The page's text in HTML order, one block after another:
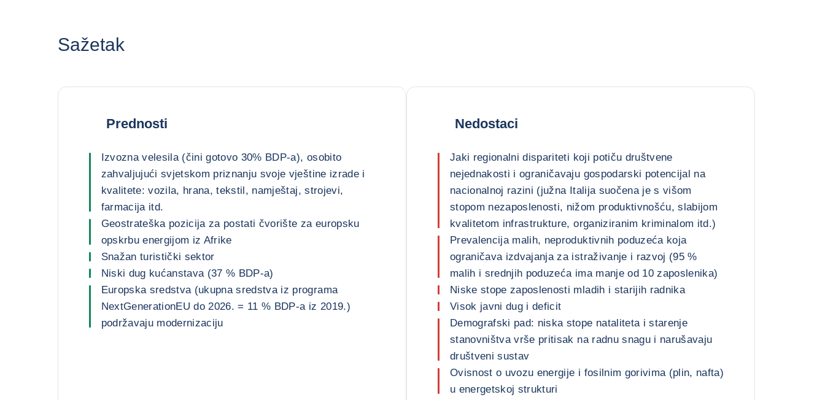
Sažetak
Prednosti
Izvozna velesila (čini gotovo 30% BDP-a), osobito
zahvaljujući svjetskom priznanju svoje vještine izrade i
kvalitete: vozila, hrana, tekstil, namještaj, strojevi,
farmacija itd.
Geostrateška pozicija za postati čvorište za europsku
opskrbu energijom iz Afrike
Snažan turistički sektor
Niski dug kućanstava (37 % BDP-a)
Europska sredstva (ukupna sredstva iz programa
NextGenerationEU do 2026. = 11 % BDP-a iz 2019.)
podržavaju modernizaciju
Nedostaci
Jaki regionalni dispariteti koji potiču društvene
nejednakosti i ograničavaju gospodarski potencijal na
nacionalnoj razini (južna Italija suočena je s višom
stopom nezaposlenosti, nižom produktivnošću, slabijom
kvalitetom infrastrukture, organiziranim kriminalom itd.)
Prevalencija malih, neproduktivnih poduzeća koja
ograničava izdvajanja za istraživanje i razvoj (95 %
malih i srednjih poduzeća ima manje od 10 zaposlenika)
Niske stope zaposlenosti mladih i starijih radnika
Visok javni dug i deficit
Demografski pad: niska stope nataliteta i starenje
stanovništva vrše pritisak na radnu snagu i narušavaju
društveni sustav
Ovisnost o uvozu energije i fosilnim gorivima (plin, nafta)
u energetskoj strukturi